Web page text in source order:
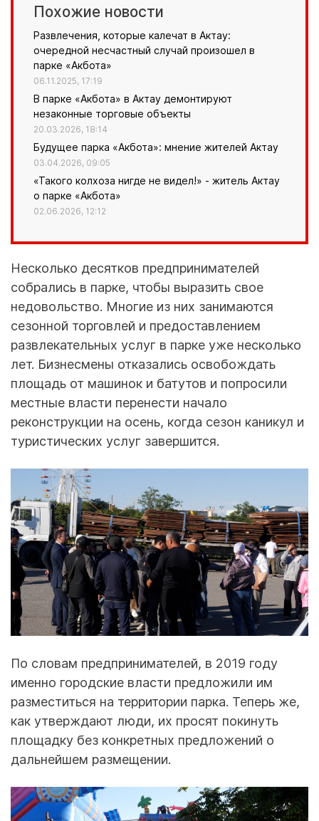
Похожие новости
Развлечения, которые калечат в Актау:
очередной несчастный случай произошел в
парке «Акбота»
06.11.2025, 17:19
В парке «Акбота» в Актау демонтируют
незаконные торговые объекты
20.03.2026, 18:14
Будущее парка «Акбота»: мнение жителей Актау
03.04.2026, 09:05
«Такого колхоза нигде не видел!» - житель Актау
о парке «Акбота»
02.06.2026, 12:12
Несколько десятков предпринимателей
собрались в парке, чтобы выразить свое
недовольство. Многие из них занимаются
сезонной торговлей и предоставлением
развлекательных услуг в парке уже несколько
лет. Бизнесмены отказались освобождать
площадь от машинок и батутов и попросили
местные власти перенести начало
реконструкции на осень, когда сезон каникул и
туристических услуг завершится.
По словам предпринимателей, в 2019 году
именно городские власти предложили им
разместиться на территории парка. Теперь же,
как утверждают люди, их просят покинуть
площадку без конкретных предложений о
дальнейшем размещении.